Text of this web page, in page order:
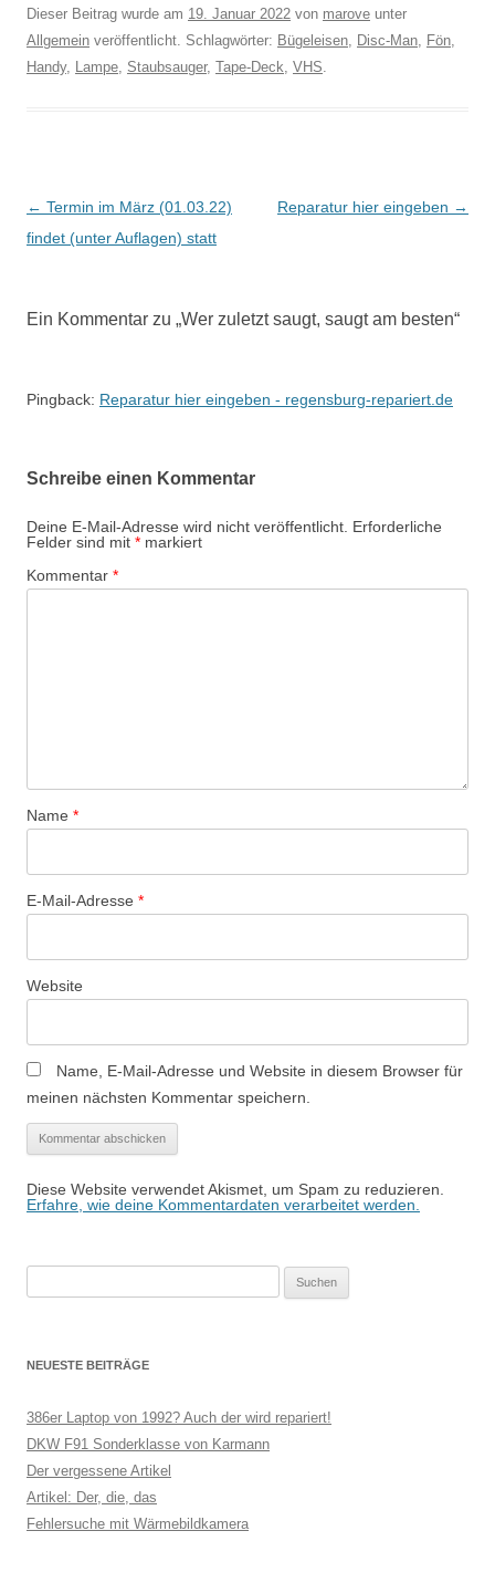
Dieser Beitrag wurde am 19. Januar 2022 von marove unter
Allgemein veröffentlicht. Schlagwörter: Bügeleisen Disc-Man Fön
Handy, Lampe Staubsauger, Tape-Deck VHS
Beitragsnavigation
← Termin im März (01.03.22)
findet (unter Auflagen) statt
Reparatur hier eingeben →
Ein Kommentar zu „Wer zuletzt saugt, saugt am besten“
Pingback: Reparatur hier eingeben - regensburg-repariert.de
Schreibe einen Kommentar
Deine E-Mail-Adresse wird nicht veröffentlicht. Erforderliche
Felder sind mit * markiert
Kommentar *
Name *
E-Mail-Adresse *
Website
Name, E-Mail-Adresse und Website in diesem Browser für
meinen nächsten Kommentar speichern.
Diese Website verwendet Akismet, um Spam zu reduzieren.
Erfahre, wie deine Kommentardaten verarbeitet werden.
nach:
NEUESTE BEITRÄGE
386er Laptop von 1992? Auch der wird repariert!
DKW F91 Sonderklasse von Karmann
Der vergessene Artikel
Artikel: Der, die, das
Fehlersuche mit Wärmebildkamera